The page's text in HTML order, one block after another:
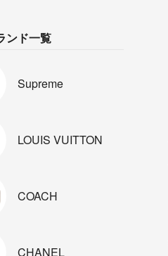
ンド一覧
Supreme
LOUIS VUITTON
COACH
CHANEL